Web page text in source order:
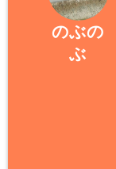
のぶの
ぶ